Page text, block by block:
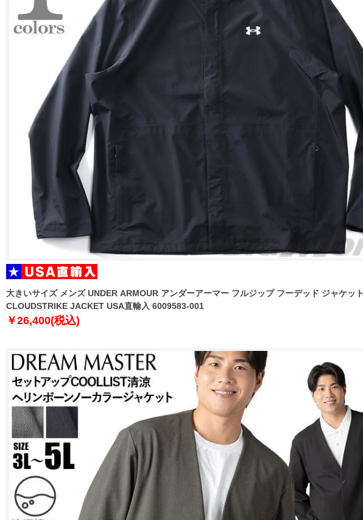
大きいサイズ メンズ UNDER ARMOUR アンダーアーマー フルジップ フーデッド ジャケット
CLOUDSTRIKE JACKET USA直輸入 6009583-001
￥26,400(税込)